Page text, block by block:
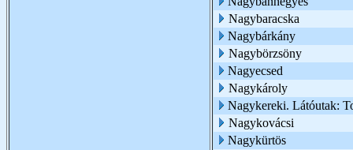
Nagybaracska
Nagybárkány
Nagybörzsöny
Nagyecsed
Nagykároly
Nagykereki. Látóutak:
Nagykovácsi
Nagykürtös